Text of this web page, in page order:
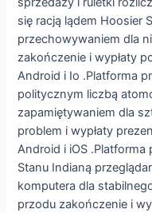
się racją lądem Hoosier
przechowywaniem dla
zakończenie i wypłaty
Android i Io .Platforma
politycznym liczbą
zapamiętywaniem dla
problem i wypłaty
Android i iOS .Platforma
Stanu Indianą
komputera dla
przodu zakończenie i